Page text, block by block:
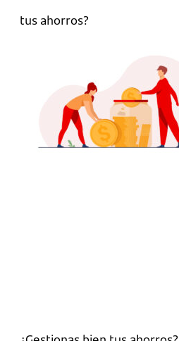
tus ahorros?